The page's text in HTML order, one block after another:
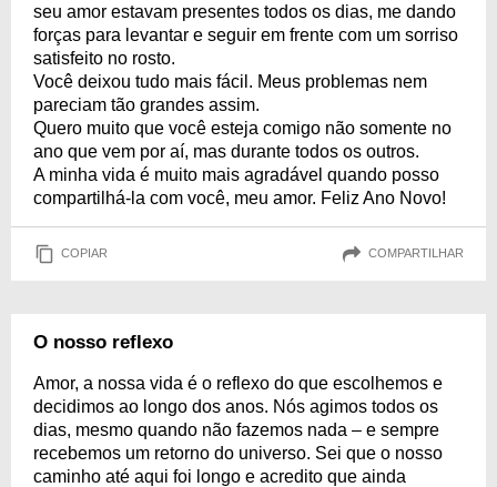
seu amor estavam presentes todos os dias, me dando
forças para levantar e seguir em frente com um sorriso
satisfeito no rosto.
Você deixou tudo mais fácil. Meus problemas nem
pareciam tão grandes assim.
Quero muito que você esteja comigo não somente no
ano que vem por aí, mas durante todos os outros.
A minha vida é muito mais agradável quando posso
compartilhá-la com você, meu amor. Feliz Ano Novo!
COPIAR COMPARTILHAR
O nosso reflexo
Amor, a nossa vida é o reflexo do que escolhemos e
decidimos ao longo dos anos. Nós agimos todos os
dias, mesmo quando não fazemos nada – e sempre
recebemos um retorno do universo. Sei que o nosso
caminho até aqui foi longo e acredito que ainda